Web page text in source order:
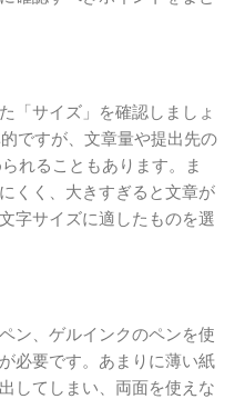
「サイズ」を確認しましょ
ですが、文章量や提出先の
れることもあります。ま
くく、大きすぎると文章が
字サイズに適したものを選
ン、ゲルインクのペンを使
必要です。あまりに薄い紙
してしまい、両面を使えな